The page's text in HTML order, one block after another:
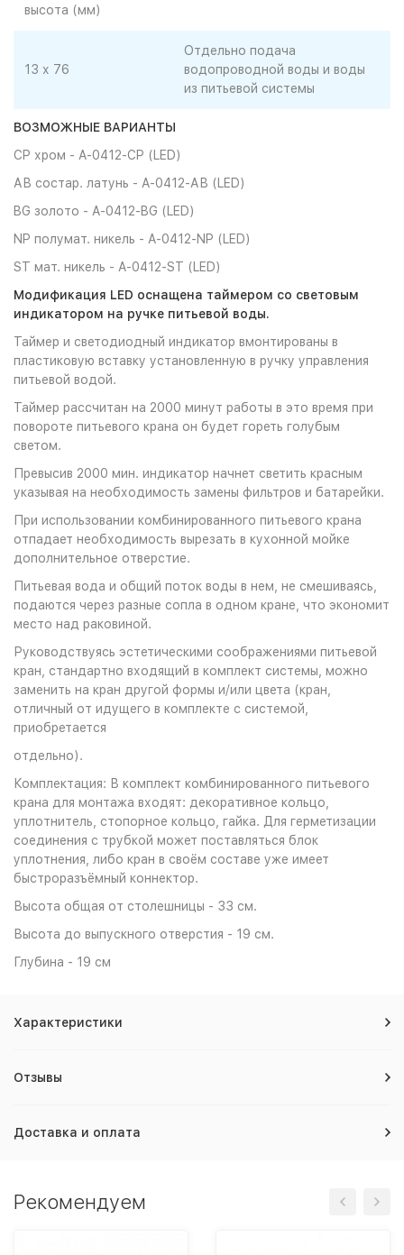
высота (мм)
13 х 76
Отдельно подача
водопроводной воды и воды
из питьевой системы
ВОЗМОЖНЫЕ ВАРИАНТЫ
CP хром - A-0412-CP (LED)
АВ состар. латунь - A-0412-АВ (LED)
BG золото - A-0412-BG (LED)
NP полумат. никель - A-0412-NP (LED)
ST мат. никель - A-0412-ST (LED)
Модификация LED оснащена таймером со световым
индикатором на ручке питьевой воды.
Таймер и светодиодный индикатор вмонтированы в
пластиковую вставку установленную в ручку управления
питьевой водой.
Таймер рассчитан на 2000 минут работы в это время при
повороте питьевого крана он будет гореть голубым
светом.
Превысив 2000 мин. индикатор начнет светить красным
указывая на необходимость замены фильтров и батарейки.
При использовании комбинированного питьевого крана
отпадает необходимость вырезать в кухонной мойке
дополнительное отверстие.
Питьевая вода и общий поток воды в нем, не смешиваясь,
подаются через разные сопла в одном кране, что экономит
место над раковиной.
Руководствуясь эстетическими соображениями питьевой
кран, стандартно входящий в комплект системы, можно
заменить на кран другой формы и/или цвета (кран,
отличный от идущего в комплекте с системой,
приобретается
отдельно).
Комплектация: В комплект комбинированного питьевого
крана для монтажа входят: декоративное кольцо,
уплотнитель, стопорное кольцо, гайка. Для герметизации
соединения с трубкой может поставляться блок
уплотнения, либо кран в своём составе уже имеет
быстроразъёмный коннектор.
Высота общая от столешницы - 33 см.
Высота до выпускного отверстия - 19 см.
Глубина - 19 см
Характеристики
Отзывы
Доставка и оплата
Рекомендуем